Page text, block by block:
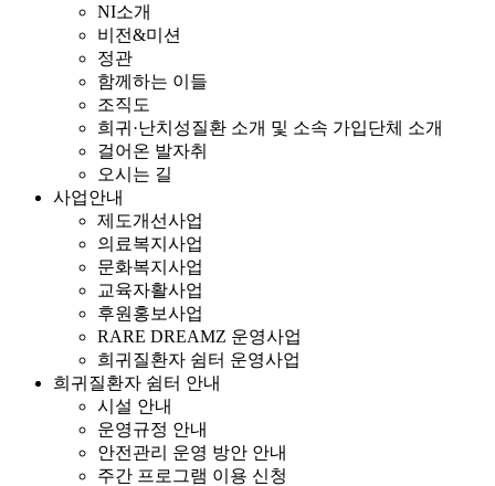
NI소개
비전&미션
정관
함께하는 이들
조직도
희귀·난치성질환 소개 및 소속 가입단체 소개
걸어온 발자취
오시는 길
사업안내
제도개선사업
의료복지사업
문화복지사업
교육자활사업
후원홍보사업
RARE DREAMZ 운영사업
희귀질환자 쉼터 운영사업
희귀질환자 쉼터 안내
시설 안내
운영규정 안내
안전관리 운영 방안 안내
주간 프로그램 이용 신청